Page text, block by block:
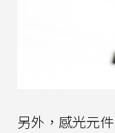
另外，感光元